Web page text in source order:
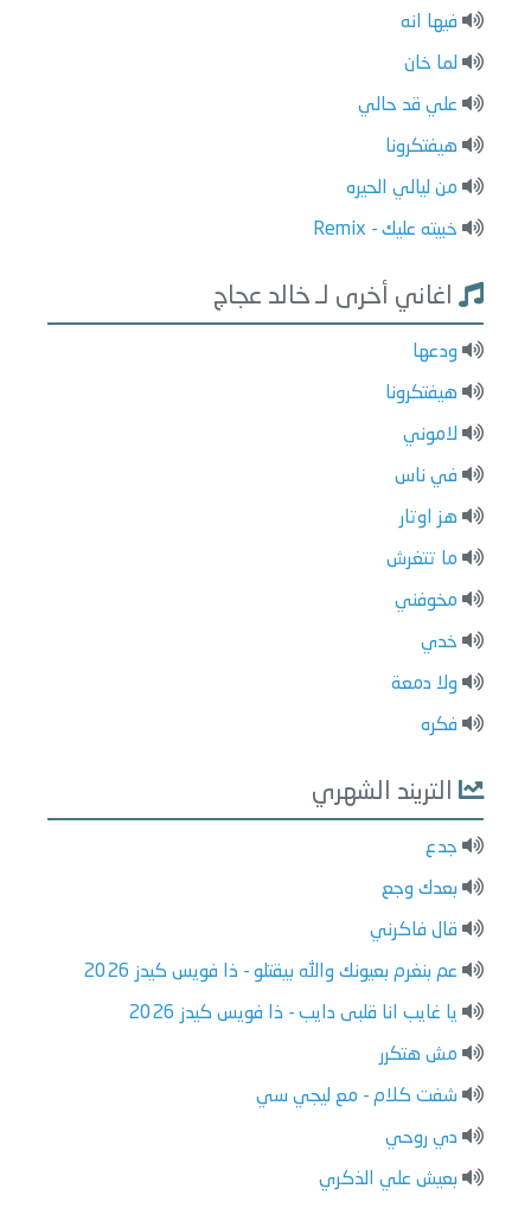
فيها انه
لما خان
علي قد حالي
هيفتكرونا
من ليالي الحيره
خبيته عليك - Remix
اغاني أخرى لـ خالد عجاج
ودعها
هيفتكرونا
لاموني
في ناس
هز اوتار
ما تتغرش
مخوفني
خدي
ولا دمعة
فكره
التريند الشهري
جدع
بعدك وجع
قال فاكرني
عم بنغرم بعيونك والله بيقتلو - ذا فويس كيدز 2026
يا غايب انا قلبى دايب - ذا فويس كيدز 2026
مش هتكرر
شفت كلام - مع ليجي سي
دي روحي
بعيش علي الذكري